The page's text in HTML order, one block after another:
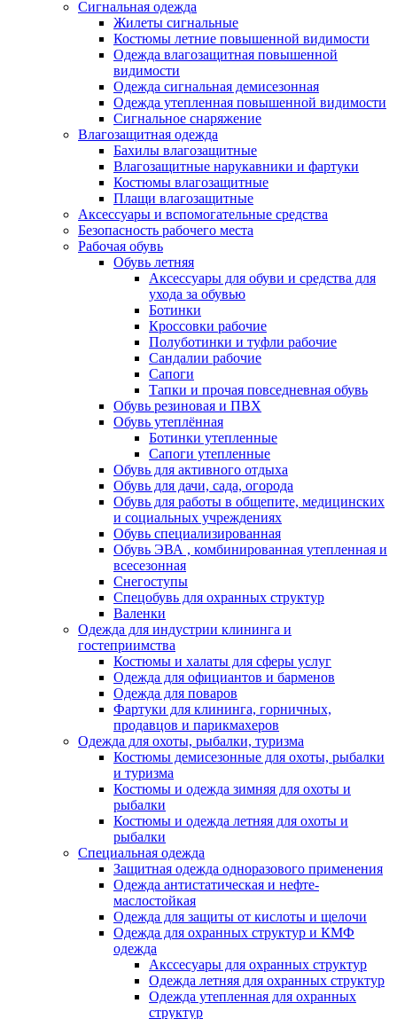
Сигнальная одежда
Жилеты сигнальные
Костюмы летние повышенной видимости
Одежда влагозащитная повышенной
видимости
Одежда сигнальная демисезонная
Одежда утепленная повышенной видимости
Сигнальное снаряжение
Влагозащитная одежда
Бахилы влагозащитные
Влагозащитные нарукавники и фартуки
Костюмы влагозащитные
Плащи влагозащитные
Аксессуары и вспомогательные средства
Безопасность рабочего места
Рабочая обувь
Обувь летняя
Аксессуары для обуви и средства для
ухода за обувью
Ботинки
Кроссовки рабочие
Полуботинки и туфли рабочие
Сандалии рабочие
Сапоги
Тапки и прочая повседневная обувь
Обувь резиновая и ПВХ
Обувь утеплённая
Ботинки утепленные
Сапоги утепленные
Обувь для активного отдыха
Обувь для дачи, сада, огорода
Обувь для работы в общепите, медицинских
и социальных учреждениях
Обувь специализированная
Обувь ЭВА , комбинированная утепленная и
всесезонная
Снегоступы
Спецобувь для охранных структур
Валенки
Одежда для индустрии клининга и
гостеприимства
Костюмы и халаты для сферы услуг
Одежда для официантов и барменов
Одежда для поваров
Фартуки для клининга, горничных,
продавцов и парикмахеров
Одежда для охоты, рыбалки, туризма
Костюмы демисезонные для охоты, рыбалки
и туризма
Костюмы и одежда зимняя для охоты и
рыбалки
Костюмы и одежда летняя для охоты и
рыбалки
Специальная одежда
Защитная одежда одноразового применения
Одежда антистатическая и нефте-
маслостойкая
Одежда для защиты от кислоты и щелочи
Одежда для охранных структур и КМФ
одежда
Акссесуары для охранных структур
Одежда летняя для охранных структур
Одежда утепленная для охранных
структур